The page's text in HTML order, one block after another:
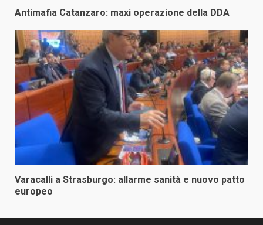
Antimafia Catanzaro: maxi operazione della DDA
Varacalli a Strasburgo: allarme sanità e nuovo patto
europeo